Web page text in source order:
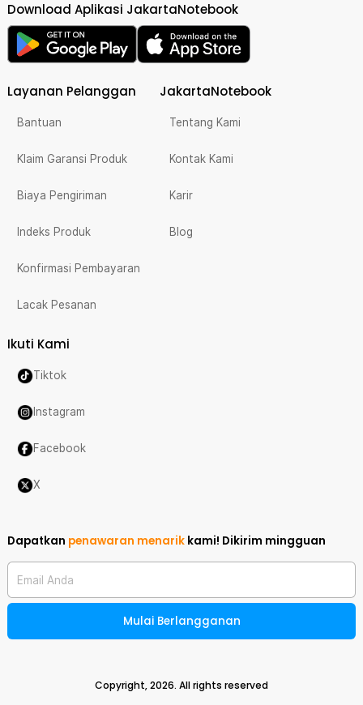
Download Aplikasi JakartaNotebook
Layanan Pelanggan
Bantuan
Klaim Garansi Produk
Biaya Pengiriman
Indeks Produk
Konfirmasi Pembayaran
Lacak Pesanan
JakartaNotebook
Tentang Kami
Kontak Kami
Karir
Blog
Ikuti Kami
Tiktok
Instagram
Facebook
X
Dapatkan penawaran menarik kami! Dikirim mingguan
Email Anda
Mulai Berlangganan
Copyright,2026. All rights reserved